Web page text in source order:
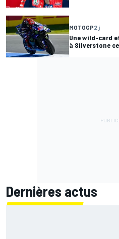
MOTOGP2 j
Une wild-card
à Silverstone
Dernières actus